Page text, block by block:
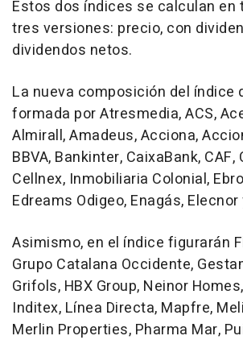
Estos dos índices se calculan en
tres versiones: precio, con
dividendos netos.
La nueva composición del índice
formada por Atresmedia, ACS,
Almirall, Amadeus, Acciona,
BBVA, Bankinter, CaixaBank,
Cellnex, Inmobiliaria Colonial,
Edreams Odigeo, Enagás,
Asimismo, en el índice figurarán
Grupo Catalana Occidente,
Grifols, HBX Group, Neinor
Inditex, Línea Directa, Mapfre,
Merlin Properties, Pharma Mar,